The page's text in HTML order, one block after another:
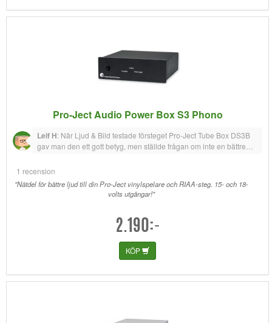
Pro-Ject Audio Power Box S3 Phono
Leif H: När Ljud & Bild testade försteget Pro-Ject Tube Box DS3B
gav man den ett gott betyg, men ställde frågan om inte en bättre
om Pro-Jects egna anpassade strömkälla kunde lyfta ljudkvalitén
på mitt enklare försteg för svår att motstå. Och jo, det är skillnad.
Och som bonus matar jag även skivspelaren från denna källa.
1 recension
"Nätdel för bättre ljud till din Pro-Ject vinylspelare och RIAA-steg. 15- och 18-
volts utgångar!"
2.190:-
KÖP